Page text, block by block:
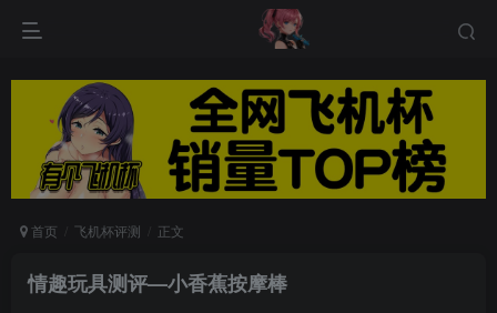
首页 飞机杯评测 正文
情趣玩具测评—小香蕉按摩棒